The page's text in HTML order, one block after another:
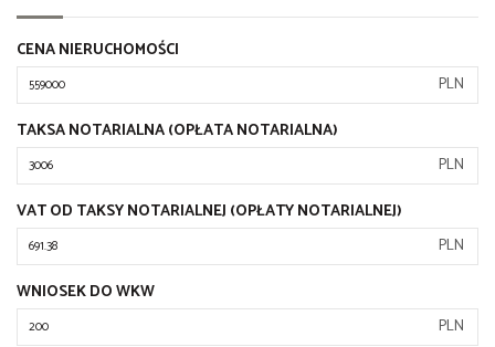
CENA NIERUCHOMOŚCI
PLN
TAKSA NOTARIALNA (OPŁATA NOTARIALNA)
PLN
VAT OD TAKSY NOTARIALNEJ (OPŁATY NOTARIALNEJ)
PLN
WNIOSEK DO WKW
PLN